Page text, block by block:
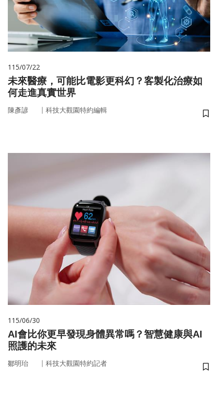
115/07/22
未來醫療，可能比電影更科幻？客製化治療如
何走進真實世界
陳彥諺 ｜ 科技大觀園特約編輯
儲
115/06/30
AI會比你更早發現身體異常嗎？智慧健康與AI
照護的未來
鄒明珆 ｜ 科技大觀園特約記者
儲